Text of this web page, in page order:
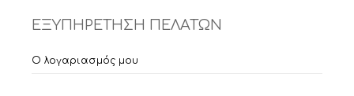
ΕΞΥΠΗΡΕΤΗΣΗ ΠΕΛΑΤΩΝ
Ο λογαριασμός μου